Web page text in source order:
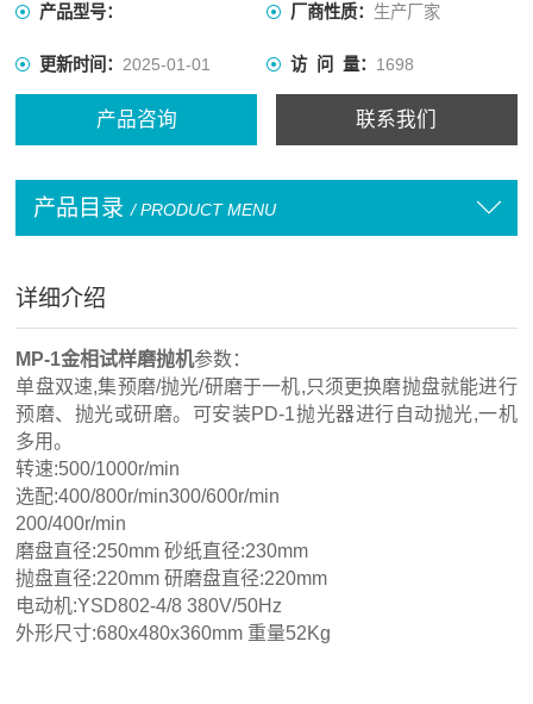
产品型号： 厂商性质： 生产厂家
更新时间：2025-01-01 访 问 量： 1698
产品咨询 联系我们
产品目录 / PRODUCT MENU
详细介绍
MP-1金相试样磨抛机参数：
单盘双速,集预磨/抛光/研磨于一机,只须更换磨抛盘就能进行
预磨、抛光或研磨。可安装PD-1抛光器进行自动抛光,一机
多用。
转速:500/1000r/min
选配:400/800r/min300/600r/min
200/400r/min
磨盘直径:250mm 砂纸直径:230mm
抛盘直径:220mm 研磨盘直径:220mm
电动机:YSD802-4/8 380V/50Hz
外形尺寸:680x480x360mm 重量52Kg